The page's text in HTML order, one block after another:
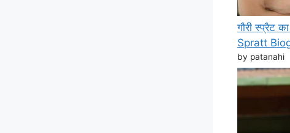
गौरी स्प्रैट
Spratt
by patanahi